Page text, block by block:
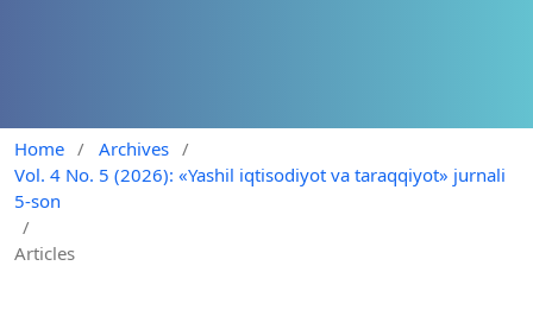
Home / Archives /
Vol. 4 No. 5 (2026): «Yashil iqtisodiyot va taraqqiyot» jurnali
5-son
/
Articles